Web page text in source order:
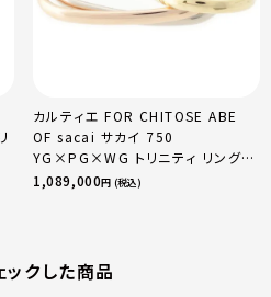
カルティエ FOR CHITOSE ABE
OF sacai サカイ 750
YG×PG×WG トリニティ リング
指輪 マルチカラー 50 51 52
1,089,000円 (税込)
ックした商品